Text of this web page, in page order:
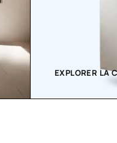
EXPLORER LA COLLECTION